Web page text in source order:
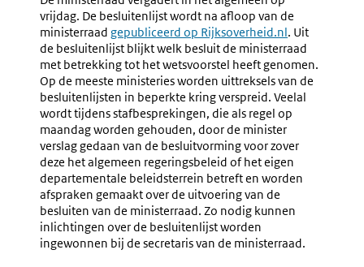
Aanhangigmaking
Bij
En
Behandeling
Door
De
Ministerraad
In
vrijdag. De besluitenlijst wordt na afloop van de
ministerraad Externe
link:
gepubliceerd op Rijksoverheid.nl. Uit
de besluitenlijst blijkt welk besluit de ministerraad
met betrekking tot het wetsvoorstel heeft genomen.
Op de meeste ministeries worden uittreksels van de
besluitenlijsten in beperkte kring verspreid. Veelal
wordt tijdens stafbesprekingen, die als regel op
maandag worden gehouden, door de minister
verslag gedaan van de besluitvorming voor zover
deze het algemeen regeringsbeleid of het eigen
departementale beleidsterrein betreft en worden
afspraken gemaakt over de uitvoering van de
besluiten van de ministerraad. Zo nodig kunnen
inlichtingen over de besluitenlijst worden
ingewonnen bij de secretaris van de ministerraad.